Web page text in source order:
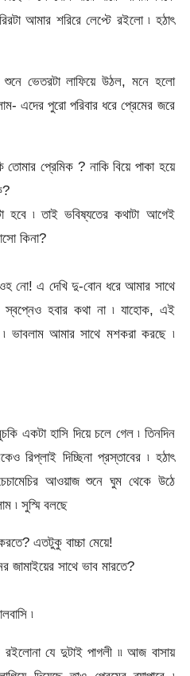
আমার শরিরে লেপ্টে রইলো ৷ হঠাৎ
শুনে ভেতরটা লাফিয়ে উঠল, মনে হলো
এদের পুরো পরিবার ধরে প্রেমের জরে
প্রেমিক ? নাকি বিয়ে পাকা হয়ে
হবে ৷ তাই ভবিষ্যতের কথাটা আগেই
কিনা?
নো! এ দেখি দু-বোন ধরে আমার সাথে
হবার কথা না ৷ যাহোক, এই
৷ ভাবলাম আমার সাথে মশকরা করছে ৷
একটা হাসি দিয়ে চলে গেল ৷ তিনদিন
রিপ্লাই দিচ্ছিনা প্রস্তাবের ৷ হঠাৎ
আওয়াজ শুনে ঘুম থেকে উঠে
৷ সুস্মি বলছে
এতটুকু বাচ্চা মেয়ে!
জামাইয়ের সাথে ভাব মারতে?
৷
যে দুটাই পাগলী ৷৷ আজ বাসায়